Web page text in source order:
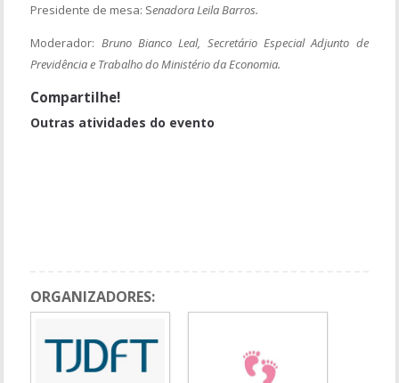
Presidente de mesa: Senadora Leila Barros.
Moderador: Bruno Bianco Leal, Secretário Especial Adjunto de
Previdência e Trabalho do Ministério da Economia.
Compartilhe!
Outras atividades do evento
ORGANIZADORES: